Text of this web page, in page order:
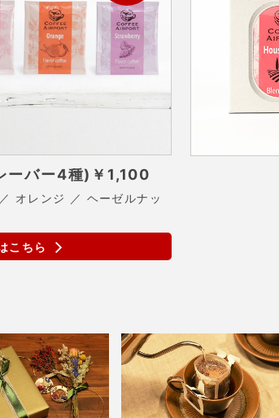
ーバー4種) ￥1,100
オレンジ ／ ヘーゼルナッ
こちら